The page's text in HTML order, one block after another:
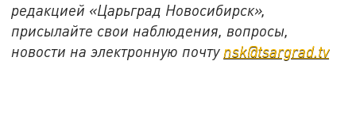
редакцией «Царьград Новосибирск»,
присылайте свои наблюдения, вопросы,
новости на электронную почту nsk@tsargrad.tv